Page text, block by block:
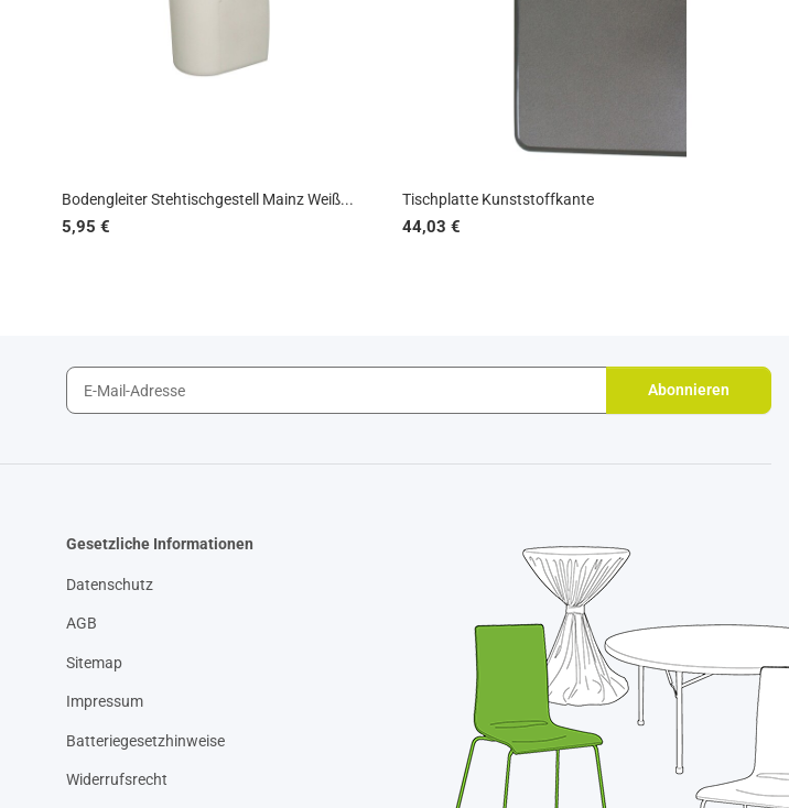
Bodengleiter Stehtischgestell Mainz Weiß...
5,95 €
Tischplatte Kunststoffkante
44,03 €
Abonnieren
Gesetzliche Informationen
Datenschutz
AGB
Sitemap
Impressum
Batteriegesetzhinweise
Widerrufsrecht